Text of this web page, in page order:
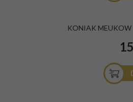
KONIAK MEUKOW